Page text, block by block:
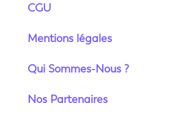
CGU
Mentions légales
Qui Sommes-Nous ?
Nos Partenaires